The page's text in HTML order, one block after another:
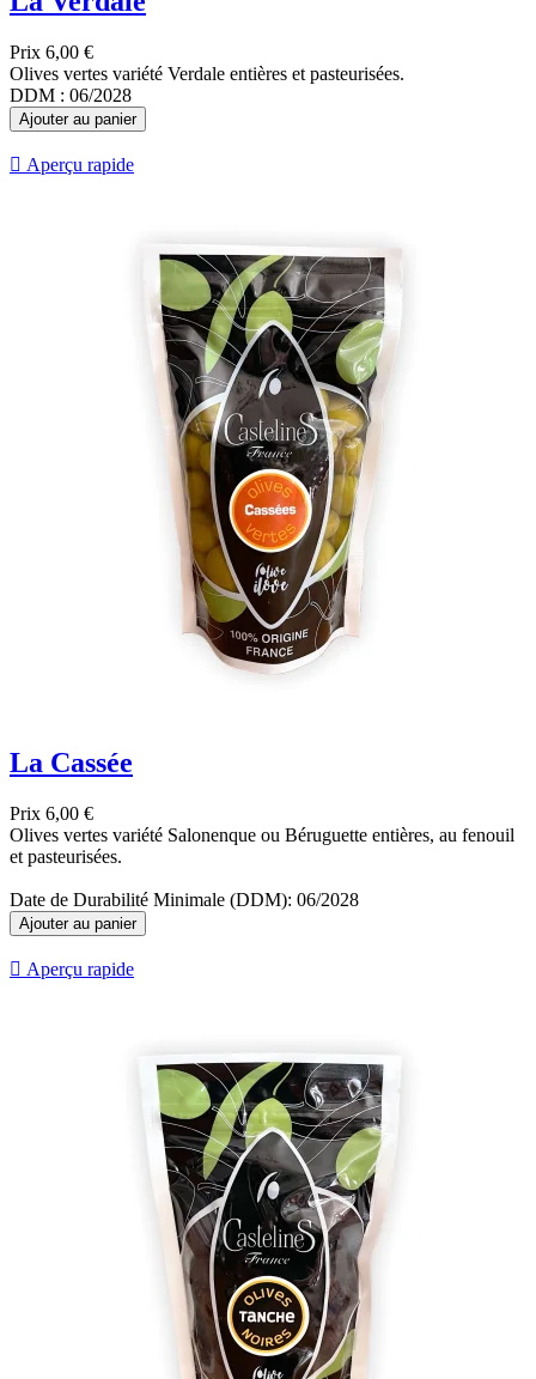
Prix 6,00 €
Olives vertes variété Verdale entières et pasteurisées.
DDM : 06/2028
Ajouter au panier
 Aperçu rapide
La Cassée
Prix 6,00 €
Olives vertes variété Salonenque ou Béruguette entières, au fenouil
et pasteurisées.
Date de Durabilité Minimale (DDM): 06/2028
Ajouter au panier
 Aperçu rapide